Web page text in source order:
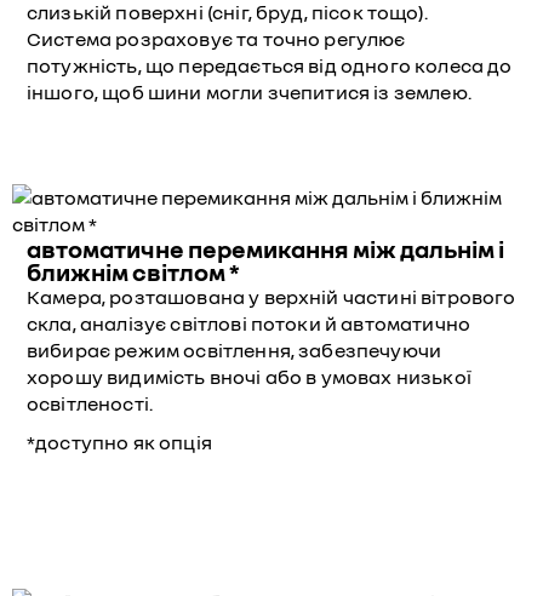
слизькій поверхні (сніг, бруд, пісок тощо).
Система розраховує та точно регулює
потужність, що передається від одного колеса до
іншого, щоб шини могли зчепитися із землею.
автоматичне перемикання між дальнім і
ближнім світлом *
Камера, розташована у верхній частині вітрового
скла, аналізує світлові потоки й автоматично
вибирає режим освітлення, забезпечуючи
хорошу видимість вночі або в умовах низької
освітленості.
*доступно як опція